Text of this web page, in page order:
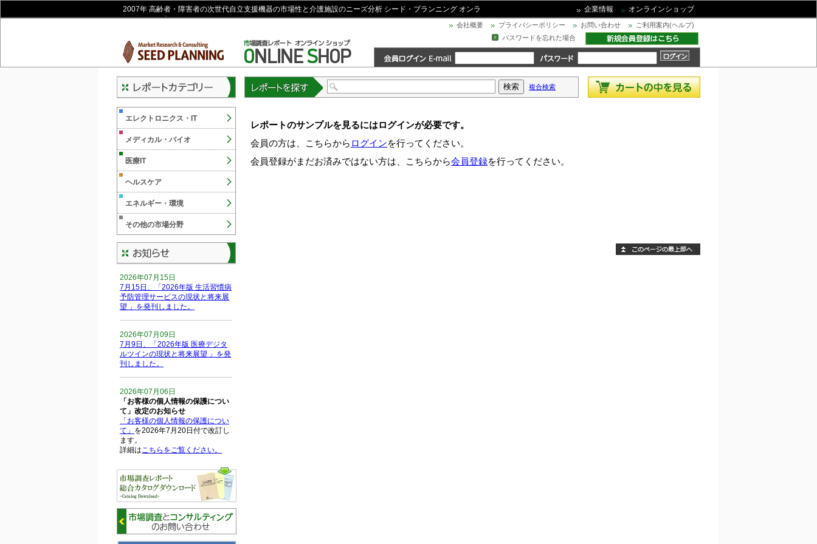
2007年 高齢者・障害者の次世代自立支援機器の市場性と介護施設のニーズ分析 シード・プランニング オンラ
インショップ
企業情報 オンラインショップ
会社概要 プライバシーポリシー お問い合わせ
ご利用案内(ヘルプ)
パスワードを忘れた場合
複合検索
レポートのサンプルを見るにはログインが必要です。
会員の方は、こちらから ログインを行ってください。
会員登録がまだお済みではない方は、こちらから会員登録を行ってください。
エレクトロニクス・IT
メディカル・バイオ
医療IT
ヘルスケア
エネルギー・環境
その他の市場分野
2026年07月15日
7月15日、「2026年版 生活習慣病
予防管理サービスの現状と将来展
望 」を発刊しました。
2026年07月09日
7月9日、「2026年版 医療デジタ
ルツインの現状と将来展望 」を発
刊しました。
2026年07月06日
「お客様の個人情報の保護につい
て」改定のお知らせ
「お客様の個人情報の保護につい
て」 を2026年7月20日付で改訂し
ます。
詳細はこちらをご覧ください。
2026年06月15日
6月15日、「中国の医療保険医薬
品リスト 」を発刊しました。
2026年06月01日
6月1日、「2026-27年版 5G SA、